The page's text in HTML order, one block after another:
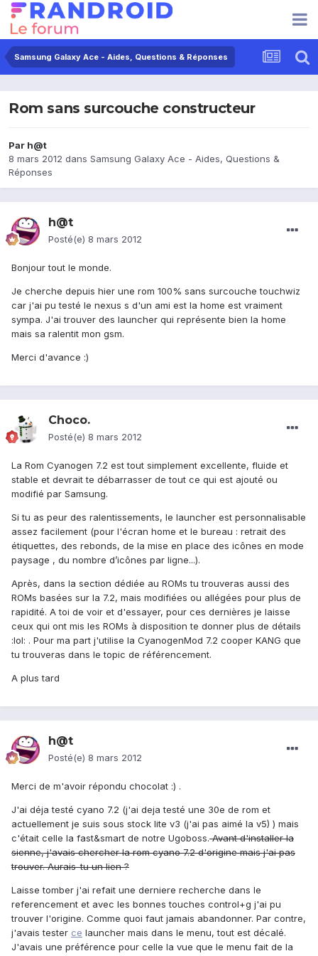
Samsung Galaxy Ace - Aides, Questions & Réponses
Rom sans surcouche constructeur
Par h@t
8 mars 2012 dans Samsung Galaxy Ace - Aides, Questions &
Réponses
h@t
Posté(e) 8 mars 2012
Bonjour tout le monde.
Je cherche depuis hier une rom 100% sans surcouche touchwiz
car j'ai pu testé le nexus s d'un ami est la home est vraiment
sympa. J'ai trouver des launcher qui représente bien la home
mais sa ralentit mon gsm.
Merci d'avance :)
Choco.
Posté(e) 8 mars 2012
La Rom Cyanogen 7.2 est tout simplement excellente, fluide et
stable et devrait te débarrasser de tout ce qui est ajouté ou
modifié par Samsung.
Si tu as peur des ralentissements, le launcher est personnalisable
assez facilement (pour l'écran home et le bureau : retrait des
étiquettes, des rebonds, de la mise en place des icônes en mode
paysage , du nombre d’icônes par ligne...).
Après, dans la section dédiée au ROMs tu trouveras aussi des
ROMs basées sur la 7.2, mais modifiées ou allégées pour plus de
rapidité. A toi de voir et d'essayer, pour ces dernières je laisse
ceux qui ont mis les ROMs à disposition te donner plus de détails
:lol: . Pour ma part j'utilise la CyanogenMod 7.2 cooper KANG que
tu trouveras dans le topic de référencement.
A plus tard
h@t
Posté(e) 8 mars 2012
Merci de m'avoir répondu chocolat :) .
J'ai déja testé cyano 7.2 (j'ai deja testé une 30e de rom et
actuellement je suis sous stock lite v3 (j'ai pas aimé la v5) ) mais
c'était celle la fast&smart de notre Ugoboss.Avant d'installer la
sienne, j'avais chercher la rom cyano 7.2 d'origine mais j'ai pas
trouver. Aurais-tu un lien ?
Laisse tomber j'ai refait une derniere recherche dans le
referencement et avec les bonnes touches control+g j'ai pu
trouver l'origine. Comme quoi faut jamais abandonner. Par contre,
j'avais tester ce launcher mais dans le menu, tout est décalé.
J'avais une préférence pour celle la vue que le menu fait de la